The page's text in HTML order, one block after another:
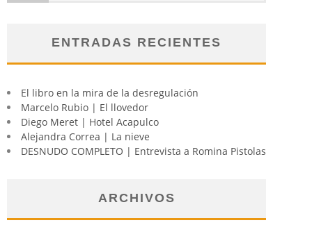
ENTRADAS RECIENTES
El libro en la mira de la desregulación
Marcelo Rubio | El llovedor
Diego Meret | Hotel Acapulco
Alejandra Correa | La nieve
DESNUDO COMPLETO | Entrevista a Romina Pistolas
ARCHIVOS